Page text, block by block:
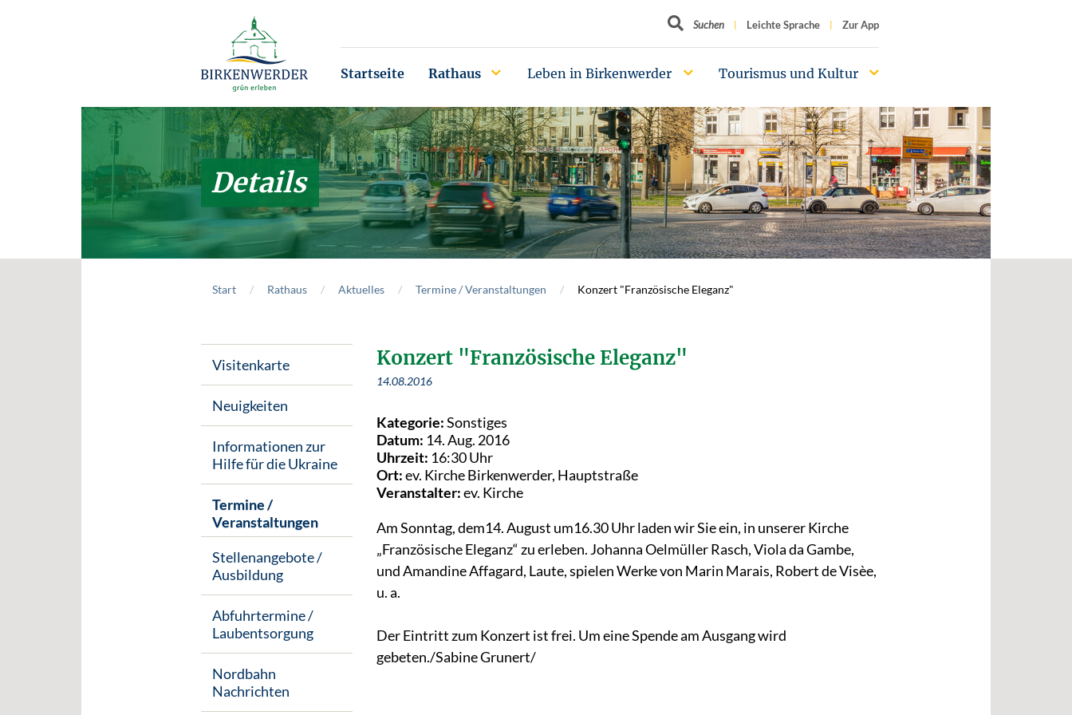
Suchbegriff
Suchen Leichte Sprache Zur App
Startseite Rathaus Leben in Birkenwerder Tourismus und Kultur
Details
Start Rathaus Aktuelles Termine / Veranstaltungen Konzert "Französische Eleganz"
Visitenkarte
Neuigkeiten
Informationen zur
Hilfe für die Ukraine
Termine /
Veranstaltungen
Stellenangebote /
Ausbildung
Abfuhrtermine /
Laubentsorgung
Nordbahn
Nachrichten
Konzert "Französische Eleganz"
14.08.2016
Kategorie:Sonstiges
Datum: 14. Aug. 2016
Uhrzeit: 16:30 Uhr
Ort:ev. Kirche Birkenwerder, Hauptstraße
Veranstalter:ev. Kirche
Am Sonntag, dem14. August um16.30 Uhr laden wir Sie ein, in unserer Kirche
„Französische Eleganz“ zu erleben. Johanna Oelmüller Rasch, Viola da Gambe,
und Amandine Affagard, Laute, spielen Werke von Marin Marais, Robert de Visèe,
u. a.
Der Eintritt zum Konzert ist frei. Um eine Spende am Ausgang wird
gebeten./Sabine Grunert/